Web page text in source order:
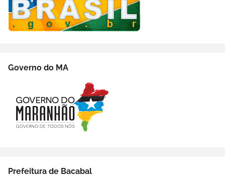
Governo do MA
Prefeitura de Bacabal